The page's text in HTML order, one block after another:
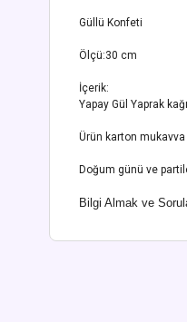
Güllü Konfeti
Ölçü:30 cm
İçerik:
Yapay Gül Yaprak
Ürün karton
Doğum günü ve
Bilgi Almak ve